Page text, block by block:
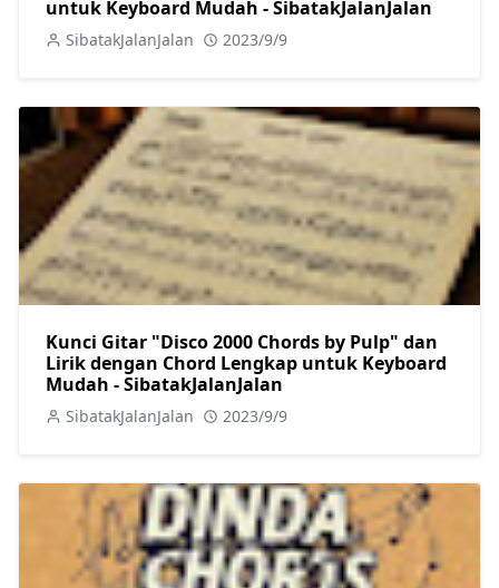
untuk Keyboard Mudah - SibatakJalanJalan
SibatakJalanJalan 2023/9/9
Kunci Gitar "Disco 2000 Chords by Pulp" dan
Lirik dengan Chord Lengkap untuk Keyboard
Mudah - SibatakJalanJalan
SibatakJalanJalan 2023/9/9